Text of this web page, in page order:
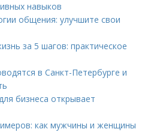
навыков
общения: улучшите свои
за 5 шагов: практическое
в Санкт-Петербурге и
бизнеса открывает
как мужчины и женщины